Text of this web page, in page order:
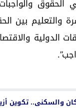
والتعليم بين
الدولية
والسكنى.. تكوين